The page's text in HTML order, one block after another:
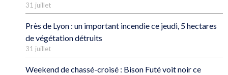
31 juillet
Près de Lyon : un important incendie ce jeudi, 5 hectares
de végétation détruits
31 juillet
Weekend de chassé-croisé : Bison Futé voit noir ce